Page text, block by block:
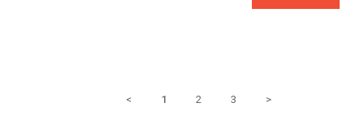
< 1 2 3 >